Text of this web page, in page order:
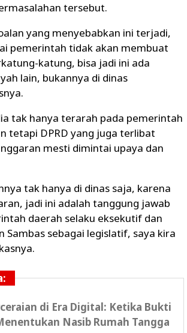
tersebut.
yang menyebabkan ini terjadi,
pemerintah tidak akan membuat
katung, bisa jadi ini ada
lain, bukannya di dinas
tak hanya terarah pada pemerintah
tetapi DPRD yang juga terlibat
mesti dimintai upaya dan
tak hanya di dinas saja, karena
jadi ini adalah tanggung jawab
daerah selaku eksekutif dan
Sambas sebagai legislatif, saya kira
di Era Digital: Ketika Bukti
Nasib Rumah Tangga